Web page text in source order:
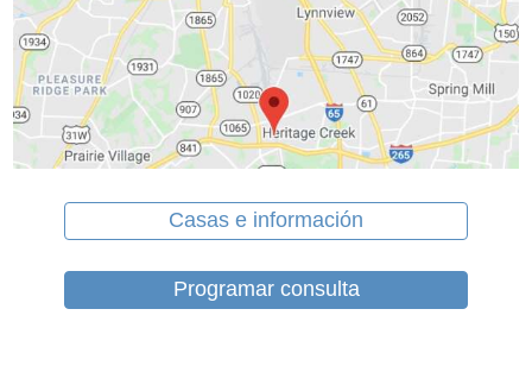
Casas e información
Programar consulta